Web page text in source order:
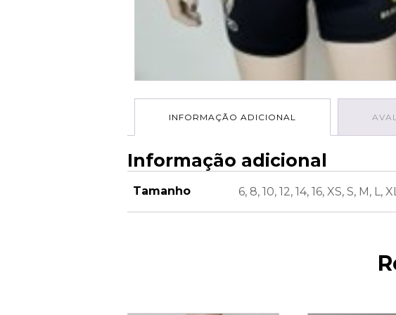
INFORMAÇÃO ADICIONAL
Informação adicional
Tamanho 6, 8, 10, 12, 14, 16, XS, S, M, L,